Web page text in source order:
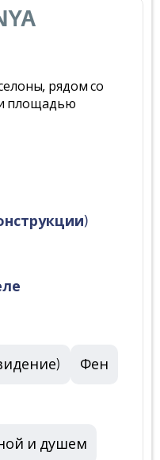
рядом со
и площадью
Фен
и душем